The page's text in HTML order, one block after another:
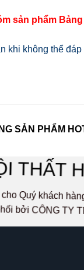
sản phẩm Bảng
khi không thể
SẢN PHẨM
THẤT
Quý khách
bởi CÔNG TY